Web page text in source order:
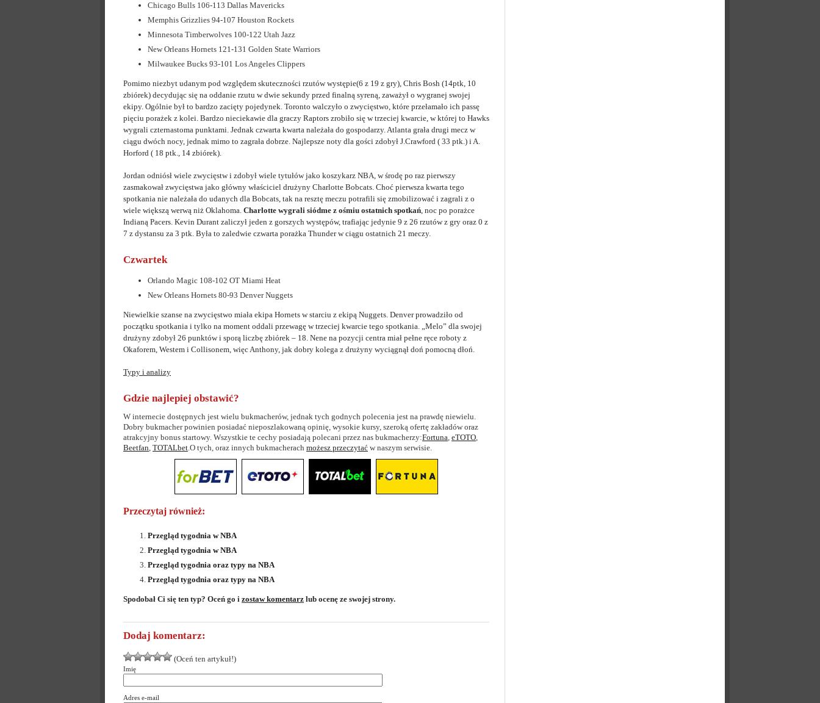
Chicago Bulls 106-113 Dallas Mavericks
Memphis Grizzlies 94-107 Houston Rockets
Minnesota Timberwolves 100-122 Utah Jazz
New Orleans Hornets 121-131 Golden State Warriors
Milwaukee Bucks 93-101 Los Angeles Clippers
Pomimo niezbyt udanym pod względem skuteczności rzutów występie(6 z 19 z gry), Chris Bosh (14ptk, 10
zbiórek) decydując się na oddanie rzutu w dwie sekundy przed finalną syreną, zaważył o wygranej swojej
ekipy. Ogólnie był to bardzo zacięty pojedynek. Toronto walczyło o zwycięstwo, które przełamało ich passę
pięciu porażek z kolei. Bardzo nieciekawie dla graczy Raptors zrobiło się w trzeciej kwarcie, w której to Hawks
wygrali czternastoma punktami. Jednak czwarta kwarta należała do gospodarzy. Atlanta grała drugi mecz w
ciągu dwóch nocy, jednak mimo to zagrała dobrze. Najlepsze noty dla gości zdobył J.Crawford ( 33 ptk.) i A.
Horford ( 18 ptk., 14 zbiórek).
Jordan odniósł wiele zwycięstw i zdobył wiele tytułów jako koszykarz NBA, w środę po raz pierwszy
zasmakował zwycięstwa jako główny właściciel drużyny Charlotte Bobcats. Choć pierwsza kwarta tego
spotkania nie należała do udanych dla Bobcats, tak na resztę meczu potrafili się zmobilizować i zagrali z o
wiele większą werwą niż Oklahoma. Charlotte wygrali siódme z ośmiu ostatnich spotkań, noc po porażce
Indianą Pacers. Kevin Durant zaliczył jeden z gorszych występów, trafiając jedynie 9 z 26 rzutów z gry oraz 0 z
7 z dystansu za 3 ptk. Była to zaledwie czwarta porażka Thunder w ciągu ostatnich 21 meczy.
Czwartek
Orlando Magic 108-102 OT Miami Heat
New Orleans Hornets 80-93 Denver Nuggets
Niewielkie szanse na zwycięstwo miała ekipa Hornets w starciu z ekipą Nuggets. Denver prowadziło od
początku spotkania i tylko na moment oddali przewagę w trzeciej kwarcie tego spotkania. „Melo” dla swojej
drużyny zdobył 26 punktów i sporą liczbę zbiórek – 18. Nene na pozycji centra miał pełne ręce roboty z
Okaforem, Westem i Collisonem, więc Anthony, jak dobry kolega z drużyny wyciągnął doń pomocną dłoń.
Typy i analizy
Gdzie najlepiej obstawić?
W internecie dostępnych jest wielu bukmacherów, jednak tych godnych polecenia jest na prawdę niewielu.
Dobry bukmacher powinien posiadać nieposzlakowaną opinię, wysokie kursy, szeroką ofertę zakładów oraz
atrakcyjny bonus startowy. Wszystkie te cechy posiadają polecani przez nas bukmacherzy:Fortuna, eTOTO,
Beetfan, TOTALbet.O tych, oraz innych bukmacherach możesz przeczytać w naszym serwisie.
Przeczytaj również:
Przegląd tygodnia w NBA
Przegląd tygodnia w NBA
Przegląd tygodnia oraz typy na NBA
Przegląd tygodnia oraz typy na NBA
Spodobał Ci się ten typ? Oceń go i zostaw komentarz lub ocenę ze swojej strony.
Dodaj komentarz:
(Oceń ten artykuł!)
Imię
Adres e-mail